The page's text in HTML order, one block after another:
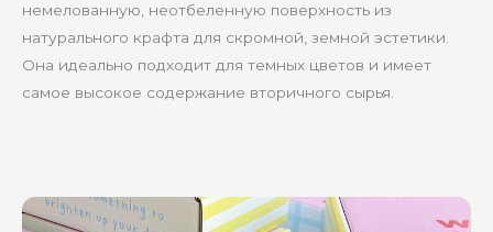
немелованную, неотбеленную поверхность из
натурального крафта для скромной, земной эстетики.
Она идеально подходит для темных цветов и имеет
самое высокое содержание вторичного сырья.